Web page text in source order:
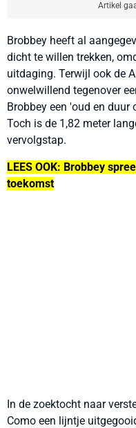
Artikel
Brobbey heeft al
dicht te willen trekken,
uitdaging. Terwijl ook de
onwelwillend tegenover
Brobbey een 'oud en
Toch is de 1,82 meter
vervolgstap.
LEES OOK: Brobbey
toekomst
In de zoektocht naar
Como een lijntje